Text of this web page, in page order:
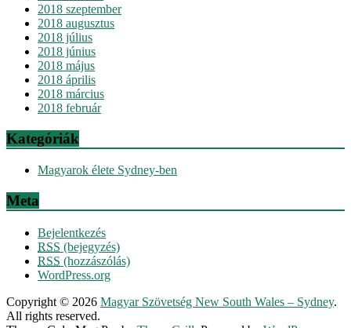
2018 szeptember
2018 augusztus
2018 július
2018 június
2018 május
2018 április
2018 március
2018 február
Kategóriák
Magyarok élete Sydney-ben
Meta
Bejelentkezés
RSS (bejegyzés)
RSS (hozzászólás)
WordPress.org
Copyright © 2026 Magyar Szövetség New South Wales – Sydney.
All rights reserved.